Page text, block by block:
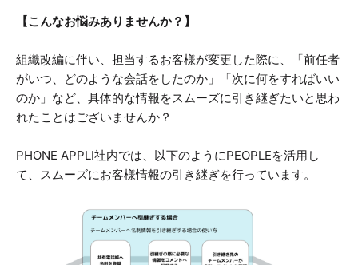
【こんなお悩みありませんか？】
組織改編に伴い、担当するお客様が変更した際に、「前任者
がいつ、どのような会話をしたのか」「次に何をすればいい
のか」など、具体的な情報をスムーズに引き継ぎたいと思わ
れたことはございませんか？
PHONE APPLI社内では、以下のようにPEOPLEを活用し
て、スムーズにお客様情報の引き継ぎを行っています。